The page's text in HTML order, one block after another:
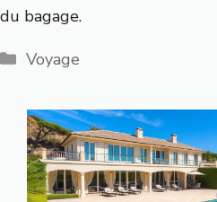
du bagage.
Catégories
Voyage